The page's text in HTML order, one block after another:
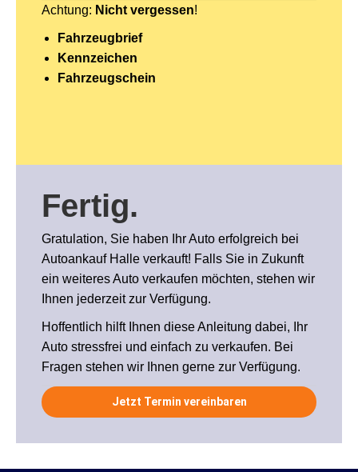
Achtung: Nicht vergessen!
Fahrzeugbrief
Kennzeichen
Fahrzeugschein
Fertig.
Gratulation, Sie haben Ihr Auto erfolgreich bei
Autoankauf Halle verkauft! Falls Sie in Zukunft
ein weiteres Auto verkaufen möchten, stehen wir
Ihnen jederzeit zur Verfügung.
Hoffentlich hilft Ihnen diese Anleitung dabei, Ihr
Auto stressfrei und einfach zu verkaufen. Bei
Fragen stehen wir Ihnen gerne zur Verfügung.
Jetzt Termin vereinbaren